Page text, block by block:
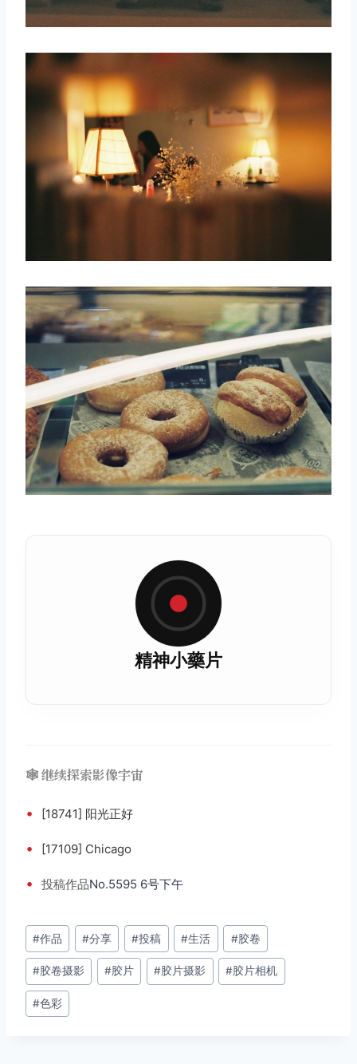
精神小藥片
🕸️ 继续探索影像宇宙
• [18741] 阳光正好
• [17109] Chicago
• 投稿作品No.5595 6号下午
文
章
标
签：
#作品 #分享 #投稿 #生活 #胶卷
#胶卷摄影 #胶片 #胶片摄影 #胶片相机
#色彩